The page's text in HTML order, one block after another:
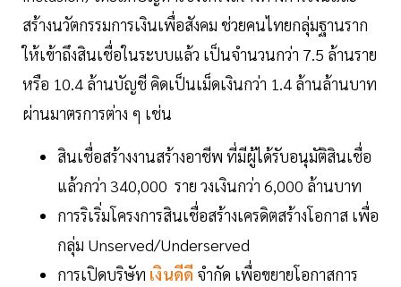
สร้างนวัตกรรมการเงินเพื่อสังคม ช่วยคนไทยกลุ่มฐานราก
ให้เข้าถึงสินเชื่อในระบบแล้ว เป็นจำนวนกว่า 7.5 ล้านราย
หรือ 10.4 ล้านบัญชี คิดเป็นเม็ดเงินกว่า 1.4 ล้านล้านบาท
ผ่านมาตรการต่าง ๆ เช่น
สินเชื่อสร้างงานสร้างอาชีพ ที่มีผู้ได้รับอนุมัติสินเชื่อ
แล้วกว่า 340,000 ราย วงเงินกว่า 6,000 ล้านบาท
การริเริ่มโครงการสินเชื่อสร้างเครดิตสร้างโอกาส เพื่อ
กลุ่ม Unserved/Underserved
การเปิดบริษัท เงินดีดี จำกัด เพื่อขยายโอกาสการ